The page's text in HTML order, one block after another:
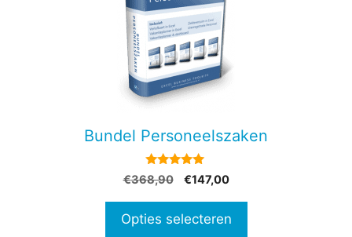
Bundel Personeelszaken
5.00
van 5
€368,90
Oorspronkelijke
was:
€368,90.
€147,00Huidige
€147,00.
Opties selecteren
productpagina